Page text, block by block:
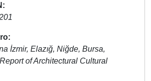
İzmir, Elazığ, Niğde, Bursa,
of Architectural Cultural